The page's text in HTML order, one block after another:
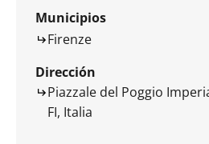
Municipios
Firenze
Dirección
Piazzale del Poggio
FI, Italia